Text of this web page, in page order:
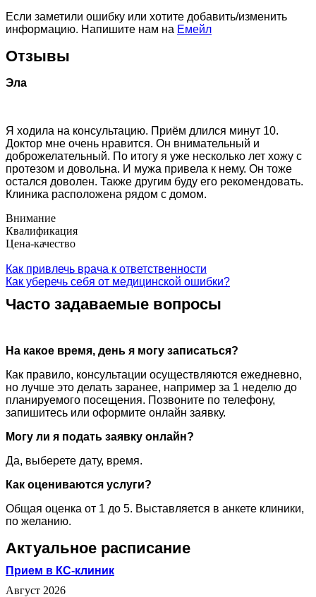
Если заметили ошибку или хотите добавить/изменить
информацию. Напишите нам на Емейл
Отзывы
Эла
Я ходила на консультацию. Приём длился минут 10.
Доктор мне очень нравится. Он внимательный и
доброжелательный. По итогу я уже несколько лет хожу с
протезом и довольна. И мужа привела к нему. Он тоже
остался доволен. Также другим буду его рекомендовать.
Клиника расположена рядом с домом.
Внимание
Квалификация
Цена-качество
Как привлечь врача к ответственности
Как уберечь себя от медицинской ошибки?
Часто задаваемые вопросы
На какое время, день я могу записаться?
Как правило, консультации осуществляются ежедневно,
но лучше это делать заранее, например за 1 неделю до
планируемого посещения. Позвоните по телефону,
запишитесь или оформите онлайн заявку.
Могу ли я подать заявку онлайн?
Да, выберете дату, время.
Как оцениваются услуги?
Общая оценка от 1 до 5. Выставляется в анкете клиники,
по желанию.
Актуальное расписание
Прием в КС-клиник
Август 2026